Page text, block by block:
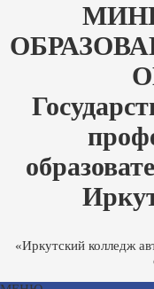
«Иркутский колледж